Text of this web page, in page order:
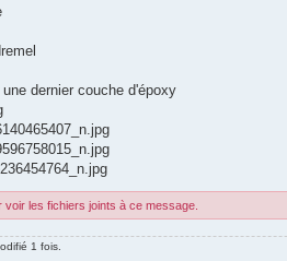
dernier couche d'époxy
les fichiers joints à ce message.
1 fois.